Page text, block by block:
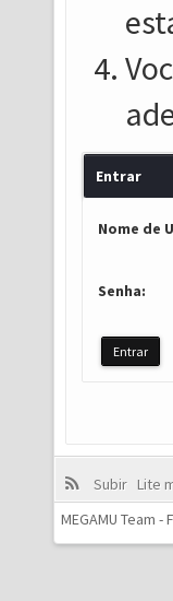
Entrar
Nome de
Senha:
Subir Lite
MEGAMU Team